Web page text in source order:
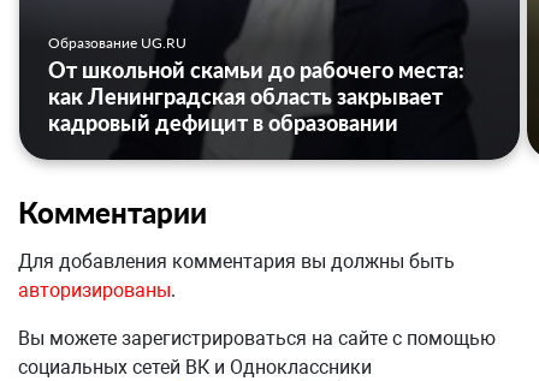
Образование UG.RU
От школьной скамьи до рабочего места:
как Ленинградская область закрывает
кадровый дефицит в образовании
Комментарии
Для добавления комментария вы должны быть
авторизированы.
Вы можете зарегистрироваться на сайте с помощью
социальных сетей ВК и Одноклассники